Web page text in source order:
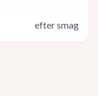
efter smag